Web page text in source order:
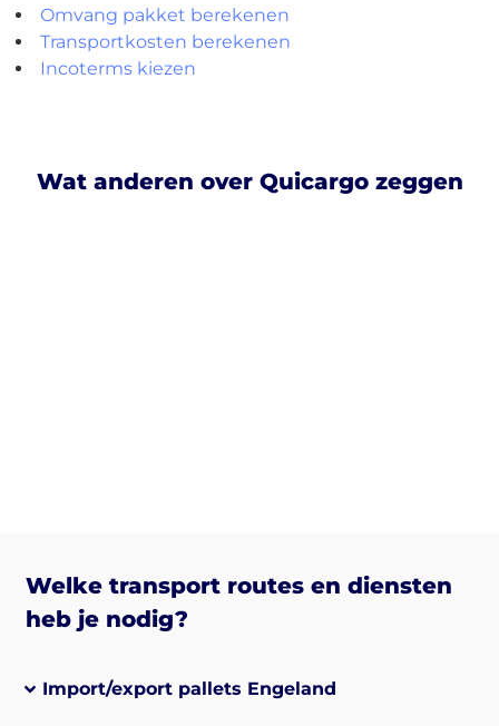
Omvang pakket berekenen
Transportkosten berekenen
Incoterms kiezen
Wat anderen over Quicargo zeggen
Welke transport routes en diensten
heb je nodig?
Import/export pallets Engeland